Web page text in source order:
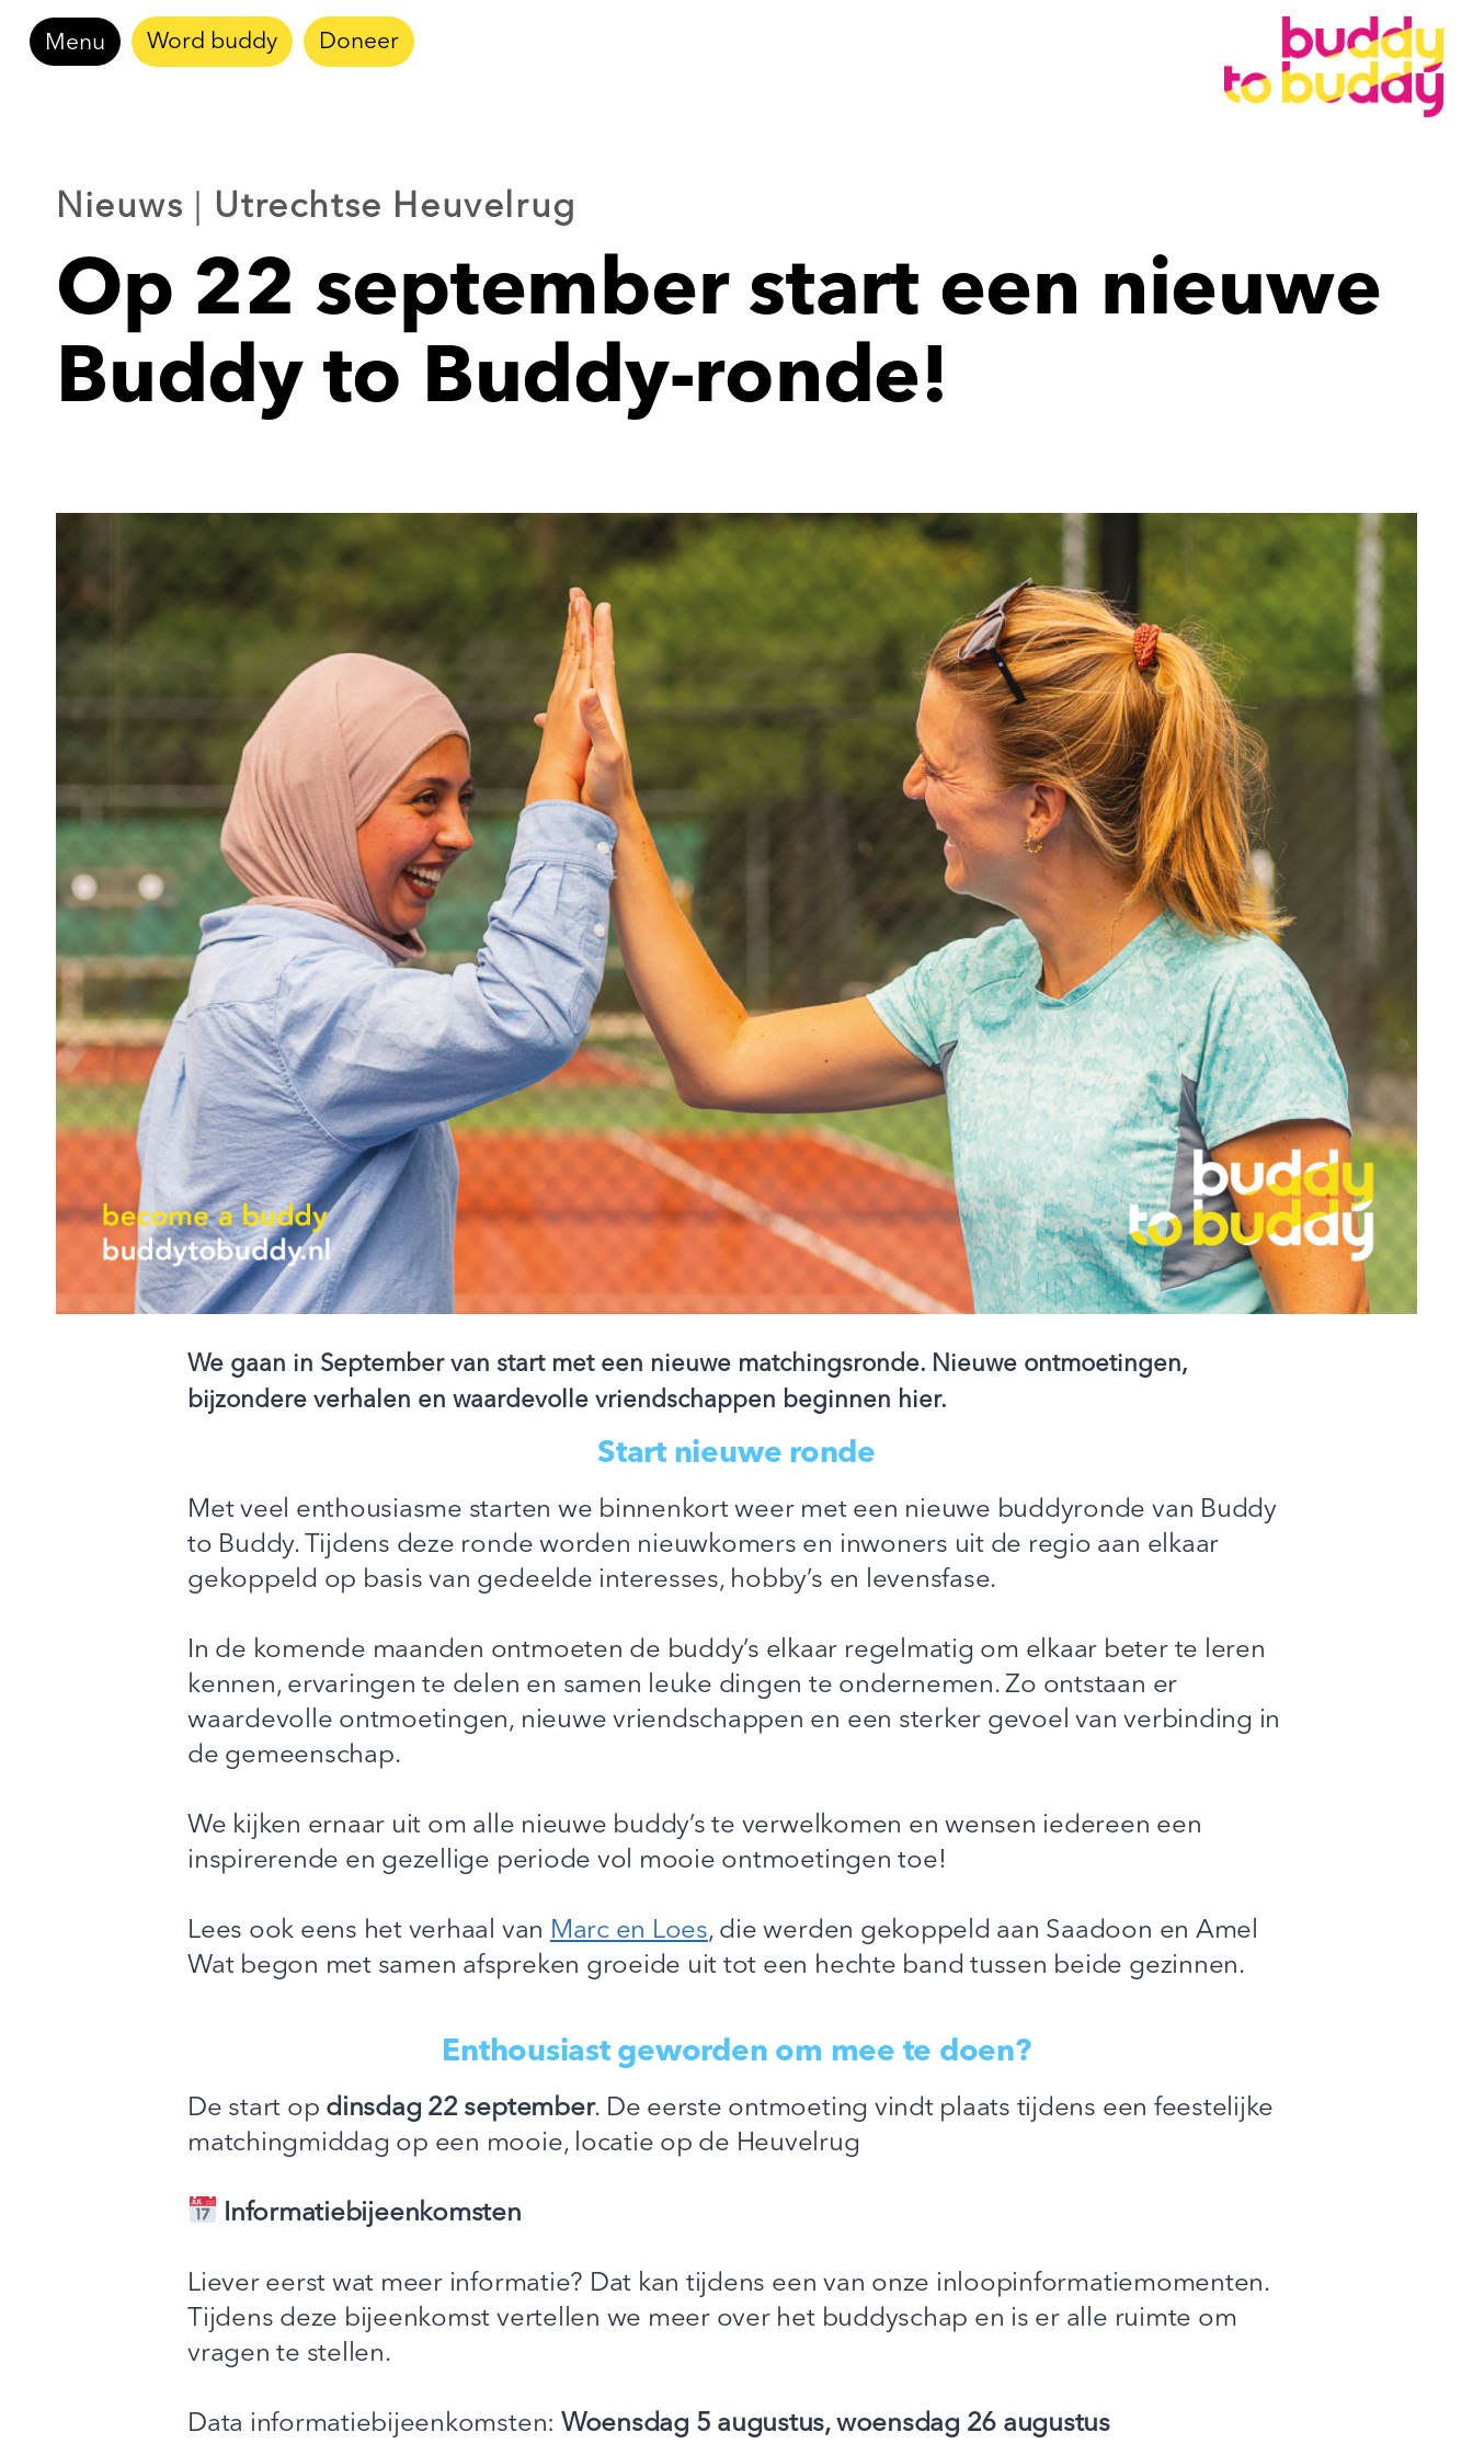
Doorgaan
naarMenu Word buddy Doneer
Nieuws Utrechtse Heuvelrug
Op 22 september start een nieuwe
Buddy to Buddy-ronde!
We gaan in September van start met een nieuwe matchingsronde. Nieuwe ontmoetingen,
bijzondere verhalen en waardevolle vriendschappen beginnen hier.
Start nieuwe ronde
Met veel enthousiasme starten we binnenkort weer met een nieuwe buddyronde van Buddy
to Buddy. Tijdens deze ronde worden nieuwkomers en inwoners uit de regio aan elkaar
gekoppeld op basis van gedeelde interesses, hobby’s en levensfase.
In de komende maanden ontmoeten de buddy’s elkaar regelmatig om elkaar beter te leren
kennen, ervaringen te delen en samen leuke dingen te ondernemen. Zo ontstaan er
waardevolle ontmoetingen, nieuwe vriendschappen en een sterker gevoel van verbinding in
de gemeenschap.
We kijken ernaar uit om alle nieuwe buddy’s te verwelkomen en wensen iedereen een
inspirerende en gezellige periode vol mooie ontmoetingen toe!
Lees ook eens het verhaal van Marc en Loes, die werden gekoppeld aan Saadoon en Amel
Wat begon met samen afspreken groeide uit tot een hechte band tussen beide gezinnen.
Enthousiast geworden om mee te doen?
De start op dinsdag 22 september. De eerste ontmoeting vindt plaats tijdens een feestelijke
matchingmiddag op een mooie, locatie op de Heuvelrug
Informatiebijeenkomsten
Liever eerst wat meer informatie? Dat kan tijdens een van onze inloopinformatiemomenten.
Tijdens deze bijeenkomst vertellen we meer over het buddyschap en is er alle ruimte om
vragen te stellen.
Data informatiebijeenkomsten: Woensdag 5 augustus, woensdag 26 augustus